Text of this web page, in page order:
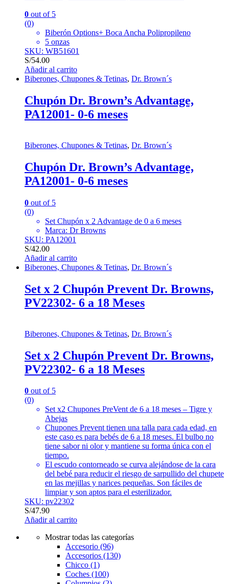
0 out of 5
(0)
Biberón Options+ Boca Ancha Polipropileno
5 onzas
SKU: WB51601
S/54.00
Añadir al carrito
Biberones, Chupones & Tetinas, Dr. Brown´s
Chupón Dr. Brown’s Advantage,
PA12001- 0-6 meses
Biberones, Chupones & Tetinas, Dr. Brown´s
Chupón Dr. Brown’s Advantage,
PA12001- 0-6 meses
0 out of 5
(0)
Set Chupón x 2 Advantage de 0 a 6 meses
Marca: Dr Browns
SKU: PA12001
S/42.00
Añadir al carrito
Biberones, Chupones & Tetinas, Dr. Brown´s
Set x 2 Chupón Prevent Dr. Browns,
PV22302- 6 a 18 Meses
Biberones, Chupones & Tetinas, Dr. Brown´s
Set x 2 Chupón Prevent Dr. Browns,
PV22302- 6 a 18 Meses
0 out of 5
(0)
Set x2 Chupones PreVent de 6 a 18 meses – Tigre y
Abejas
Chupones Prevent tienen una talla para cada edad, en
este caso es para bebés de 6 a 18 meses. El bulbo no
tiene sabor ni olor y mantiene su forma única con el
tiempo.
El escudo contorneado se curva alejándose de la cara
del bebé para reducir el riesgo de sarpullido del chupete
en las mejillas y narices pequeñas. Son fáciles de
limpiar y son aptos para el esterilizador.
SKU: pv22302
S/47.90
Añadir al carrito
Mostrar todas las categorías
Accesorio (96)
Accesorios (130)
Chicco (1)
Coches (100)